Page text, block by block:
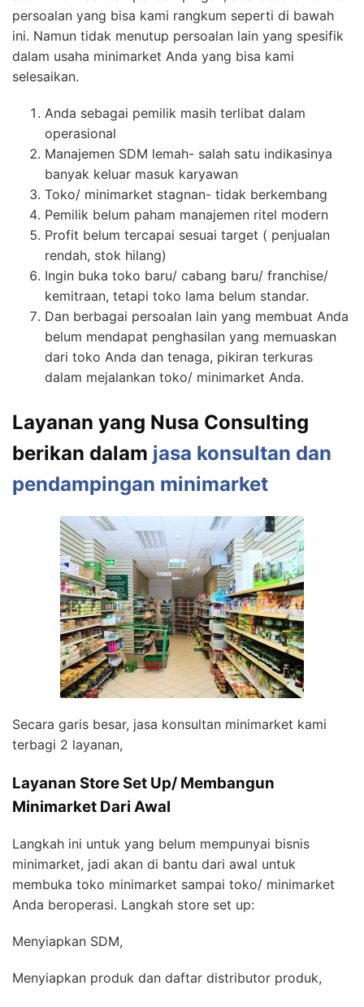
persoalan yang bisa kami rangkum seperti di bawah
ini. Namun tidak menutup persoalan lain yang spesifik
dalam usaha minimarket Anda yang bisa kami
selesaikan.
Anda sebagai pemilik masih terlibat dalam
operasional
Manajemen SDM lemah- salah satu indikasinya
banyak keluar masuk karyawan
Toko/ minimarket stagnan- tidak berkembang
Pemilik belum paham manajemen ritel modern
Profit belum tercapai sesuai target ( penjualan
rendah, stok hilang)
Ingin buka toko baru/ cabang baru/ franchise/
kemitraan, tetapi toko lama belum standar.
Dan berbagai persoalan lain yang membuat Anda
belum mendapat penghasilan yang memuaskan
dari toko Anda dan tenaga, pikiran terkuras
dalam mejalankan toko/ minimarket Anda.
Layanan yang Nusa Consulting
berikan dalam jasa konsultan dan
pendampingan minimarket
Secara garis besar, jasa konsultan minimarket kami
terbagi 2 layanan,
Layanan Store Set Up/ Membangun
Minimarket Dari Awal
Langkah ini untuk yang belum mempunyai bisnis
minimarket, jadi akan di bantu dari awal untuk
membuka toko minimarket sampai toko/ minimarket
Anda beroperasi. Langkah store set up:
Menyiapkan SDM,
Menyiapkan produk dan daftar distributor produk,